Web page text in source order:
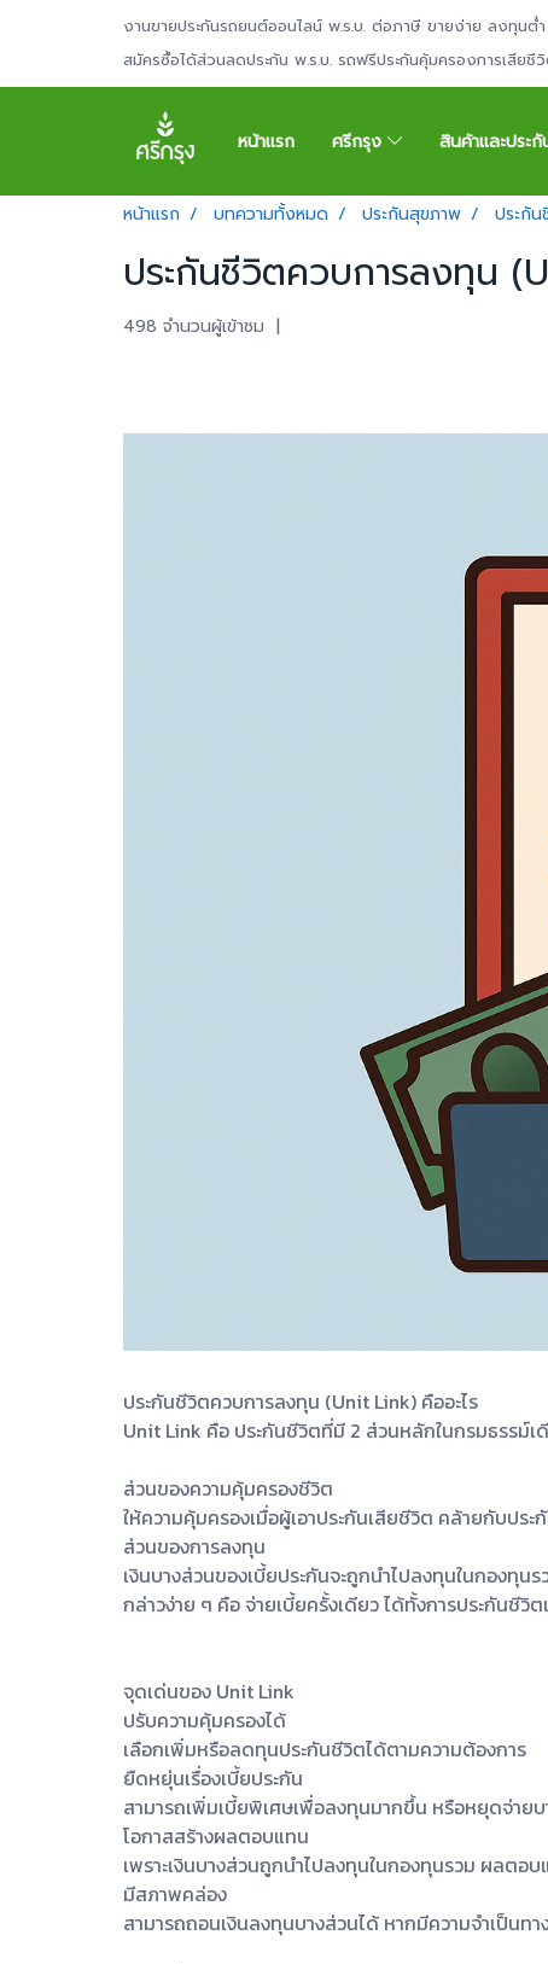
งานขายประกันรถยนต์ออนไลน์ พ.ร.บ. ต่อภาษี ขายง่าย ลงทุน
สมัครซื้อได้ส่วนลดประกัน พ.ร.บ. รถฟรีประกันคุ้มครองการเสีย
หน้าแรก ศรีกรุง สินค้าและประ
หน้าแรก บทความทั้งหมด ประกันสุขภาพ ประกัน
ประกันชีวิตควบการลงทุน
498 จำนวนผู้เข้าชม |
ประกันชีวิตควบการลงทุน (Unit Link) คืออะไร
Unit Link คือ ประกันชีวิตที่มี 2 ส่วนหลักในกรมธรรม์เ
ส่วนของความคุ้มครองชีวิต
ให้ความคุ้มครองเมื่อผู้เอาประกันเสียชีวิต คล้ายกับประ
ส่วนของการลงทุน
เงินบางส่วนของเบี้ยประกันจะถูกนำไปลงทุนในกองทุ
กล่าวง่าย ๆ คือ จ่ายเบี้ยครั้งเดียว ได้ทั้งการประกันชีวิ
จุดเด่นของ Unit Link
ปรับความคุ้มครองได้
เลือกเพิ่มหรือลดทุนประกันชีวิตได้ตามความต้องการ
ยืดหยุ่นเรื่องเบี้ยประกัน
สามารถเพิ่มเบี้ยพิเศษเพื่อลงทุนมากขึ้น หรือหยุดจ่าย
โอกาสสร้างผลตอบแทน
เพราะเงินบางส่วนถูกนำไปลงทุนในกองทุนรวม ผลต
มีสภาพคล่อง
สามารถถอนเงินลงทุนบางส่วนได้ หากมีความจำเป็นทา